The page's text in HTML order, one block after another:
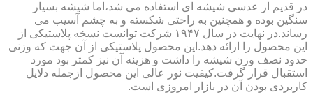
در قدیم از عدسی شیشه ای استفاده می شد،اما شیشه بسیار
سنگین بوده و همچنین به راحتی شکسته و به چشم آسیب می
رساند.در نهایت در سال ۱۹۴۷ شرکت توانست نسخه پلاستیکی از
این محصول را ارائه دهد.این محصول پلاستیکی از آن جهت که وزنی
حدود نصف وزن شیشه را داشت و هزینه آن نیز کمتر بود مورد
استقبال قرار گرفت.کیفیت نور عالی این محصول ازجمله دلایل
کاربردی بودن آن در بازار امروزی است.